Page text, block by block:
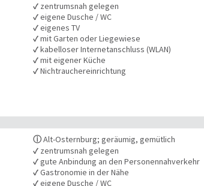
✓ zentrumsnah gelegen
✓eigene Dusche / WC
✓eigenes TV
✓mit Garten oder Liegewiese
✓kabelloser Internetanschluss (WLAN)
✓mit eigener Küche
✓Nichtrauchereinrichtung
ⓘAlt-Osternburg; geräumig, gemütlich
✓ zentrumsnah gelegen
✓gute Anbindung an den Personennahverkehr
✓Gastronomie in der Nähe
✓eigene Dusche / WC